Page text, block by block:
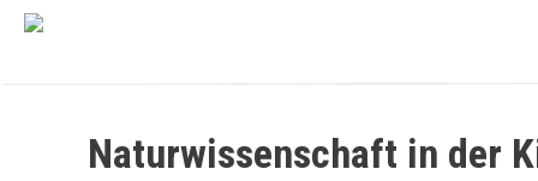
Naturwissenschaft in der